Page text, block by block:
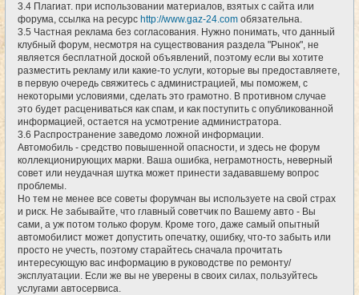
3.4 Плагиат. при использовании материалов, взятых с сайта или
форума, ссылка на ресурс http://www.gaz-24.com обязательна.
3.5 Частная реклама без согласования. Нужно понимать, что данный
клубный форум, несмотря на существования раздела "Рынок", не
является бесплатной доской объявлений, поэтому если вы хотите
разместить рекламу или какие-то услуги, которые вы предоставляете,
в первую очередь свяжитесь с администрацией, мы поможем, с
некоторыми условиями, сделать это грамотно. В противном случае
это будет расцениваться как спам, и как поступить с опубликованной
информацией, остается на усмотрение администратора.
3.6 Распространение заведомо ложной информации.
Автомобиль - средство повышенной опасности, и здесь не форум
коллекционирующих марки. Ваша ошибка, неграмотность, неверный
совет или неудачная шутка может принести задававшему вопрос
проблемы.
Но тем не менее все советы форумчан вы используете на свой страх
и риск. Не забывайте, что главный советчик по Вашему авто - Вы
сами, а уж потом только форум. Кроме того, даже самый опытный
автомобилист может допустить опечатку, ошибку, что-то забыть или
просто не учесть, поэтому старайтесь сначала прочитать
интересующую вас информацию в руководстве по ремонту/
эксплуатации. Если же вы не уверены в своих силах, пользуйтесь
услугами автосервиса.